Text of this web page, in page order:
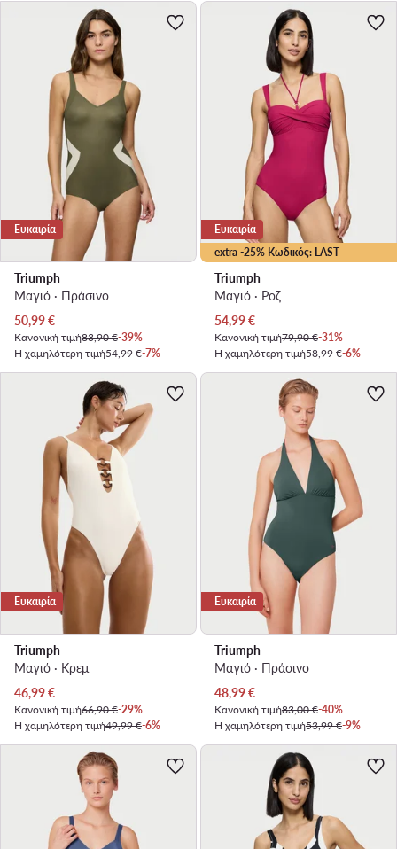
Ευκαιρία
Triumph
Μαγιό · Πράσινο
Τρέχουσα τιμή
50,99€
Κανονική τιμή83,90 €-39%
Η χαμηλότερη τιμή54,99 €-7%
extra -25% Κωδικός: LAST
Ευκαιρία
Triumph
Μαγιό · Ροζ
Τρέχουσα τιμή
54,99€
Κανονική τιμή79,90 €-31%
Η χαμηλότερη τιμή58,99 €-6%
Ευκαιρία
Triumph
Μαγιό · Κρεμ
Τρέχουσα τιμή
46,99€
Κανονική τιμή66,90 €-29%
Η χαμηλότερη τιμή49,99 €-6%
Ευκαιρία
Triumph
Μαγιό · Πράσινο
Τρέχουσα τιμή
48,99€
Κανονική τιμή83,00 €-40%
Η χαμηλότερη τιμή53,99 €-9%